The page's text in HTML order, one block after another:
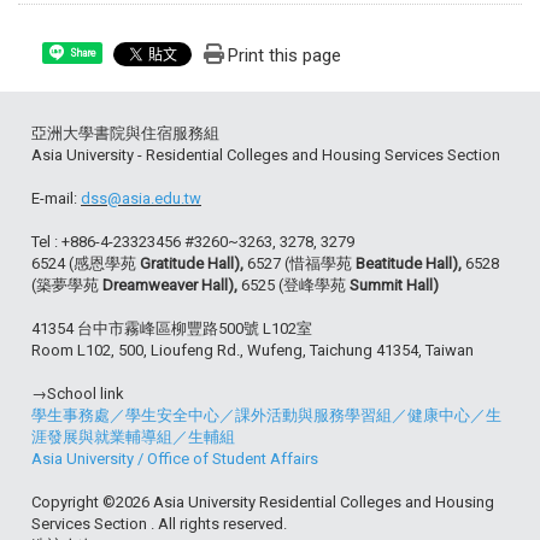
Share Print this page
亞洲大學書院與住宿服務組
Asia University - Residential Colleges and Housing Services Section
E-mail: dss@asia.edu.tw
Tel : +886-4-23323456 #3260~3263, 3278, 3279
6524 (感恩學苑 Gratitude Hall), 6527 (惜福學苑 Beatitude Hall), 6528
(築夢學苑 Dreamweaver Hall), 6525 (登峰學苑 Summit Hall)
41354 台中市霧峰區柳豐路500號 L102室
Room L102, 500, Lioufeng Rd., Wufeng, Taichung 41354, Taiwan
→School link
學生事務處 ／學生安全中心 ／課外活動與服務學習組 ／健康中心 ／生
涯發展與就業輔導組 ／生輔組
Asia University / Office of Student Affairs
Copyright ©2026 Asia University Residential Colleges and Housing
Services Section . All rights reserved.